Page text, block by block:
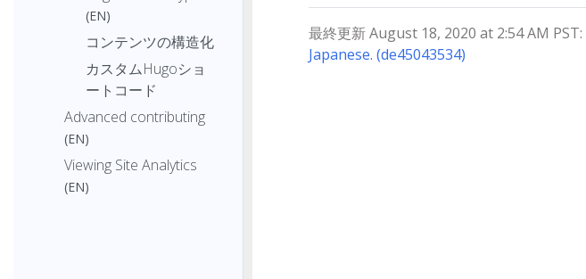
(EN)
コンテンツの構造化
カスタムHugoショ
ートコード
Advanced contributing
(EN)
Viewing Site Analytics
(EN)
最終更新 August 18, 2020 at 2:54 AM PST:
Japanese. (de45043534)